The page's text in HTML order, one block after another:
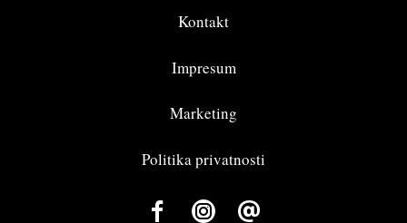
Kontakt
Impresum
Marketing
Politika privatnosti